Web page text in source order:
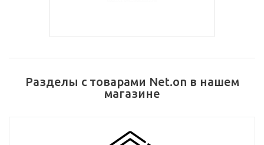
Разделы с товарами Net.on в нашем
магазине